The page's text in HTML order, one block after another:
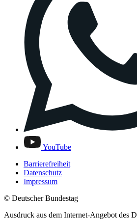
YouTube
Barrierefreiheit
Datenschutz
Impressum
© Deutscher Bundestag
Ausdruck aus dem Internet-Angebot des